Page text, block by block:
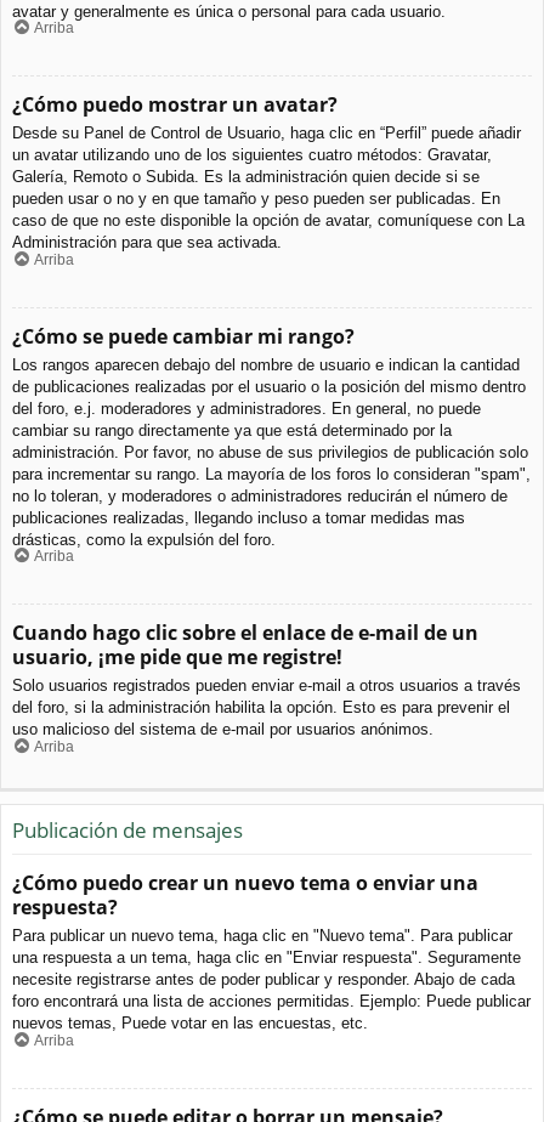
avatar y generalmente es única o personal para cada usuario.
Arriba
¿Cómo puedo mostrar un avatar?
Desde su Panel de Control de Usuario, haga clic en “Perfil” puede añadir
un avatar utilizando uno de los siguientes cuatro métodos: Gravatar,
Galería, Remoto o Subida. Es la administración quien decide si se
pueden usar o no y en que tamaño y peso pueden ser publicadas. En
caso de que no este disponible la opción de avatar, comuníquese con La
Administración para que sea activada.
Arriba
¿Cómo se puede cambiar mi rango?
Los rangos aparecen debajo del nombre de usuario e indican la cantidad
de publicaciones realizadas por el usuario o la posición del mismo dentro
del foro, e.j. moderadores y administradores. En general, no puede
cambiar su rango directamente ya que está determinado por la
administración. Por favor, no abuse de sus privilegios de publicación solo
para incrementar su rango. La mayoría de los foros lo consideran "spam",
no lo toleran, y moderadores o administradores reducirán el número de
publicaciones realizadas, llegando incluso a tomar medidas mas
drásticas, como la expulsión del foro.
Arriba
Cuando hago clic sobre el enlace de e-mail de un
usuario, ¡me pide que me registre!
Solo usuarios registrados pueden enviar e-mail a otros usuarios a través
del foro, si la administración habilita la opción. Esto es para prevenir el
uso malicioso del sistema de e-mail por usuarios anónimos.
Arriba
Publicación de mensajes
¿Cómo puedo crear un nuevo tema o enviar una
respuesta?
Para publicar un nuevo tema, haga clic en "Nuevo tema". Para publicar
una respuesta a un tema, haga clic en "Enviar respuesta". Seguramente
necesite registrarse antes de poder publicar y responder. Abajo de cada
foro encontrará una lista de acciones permitidas. Ejemplo: Puede publicar
nuevos temas, Puede votar en las encuestas, etc.
Arriba